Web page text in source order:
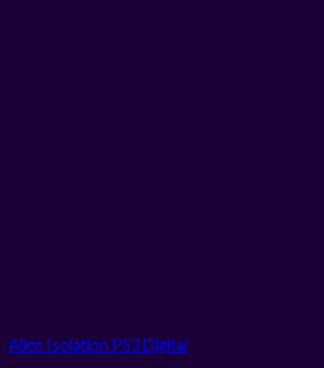
Alien Isolation PS3Digital